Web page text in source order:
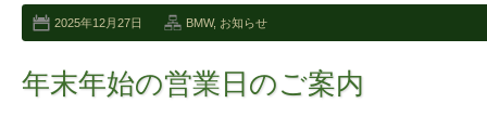
2025年12月27日 BMW, お知らせ
年末年始の営業日のご案内